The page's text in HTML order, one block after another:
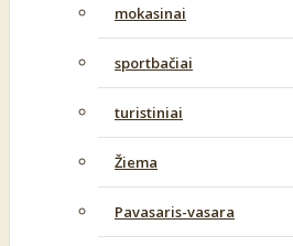
mokasinai
sportbačiai
turistiniai
Žiema
Pavasaris-vasara